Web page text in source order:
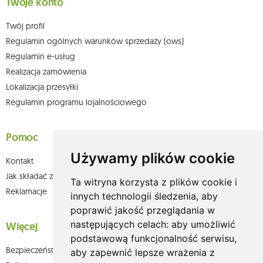
Używamy plików cookie
Ta witryna korzysta z plików cookie i
innych technologii śledzenia, aby
poprawić jakość przeglądania w
następujących celach: aby umożliwić
podstawową funkcjonalność serwisu,
aby zapewnić lepsze wrażenia z
Twój profil
Regulamin ogólnych warunków sprzedaży (ows)
Regulamin e-usług
Realizacja zamówienia
Lokalizacja przesyłki
Regulamin programu lojalnościowego
Pomoc
Kontakt
Jak składać zamówienia w sklepie olium.pl?
Reklamacje
Więcej
Bezpieczeństwo płatności